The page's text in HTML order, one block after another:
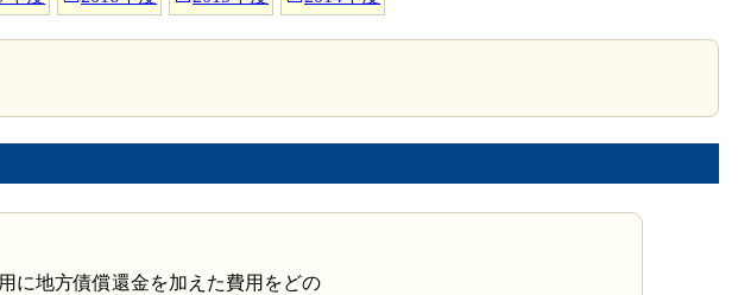
に地方債償還金を加えた費用をどの